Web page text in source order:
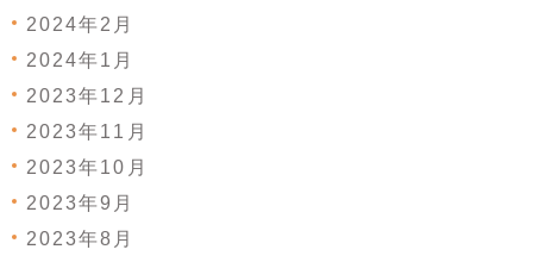
2024年2月
2024年1月
2023年12月
2023年11月
2023年10月
2023年9月
2023年8月